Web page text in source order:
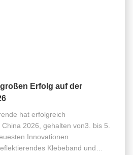
Erfolg auf der
hat erfolgreich
2026, gehalten von3. bis 5.
Innovationen
Klebeband und